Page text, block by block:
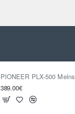
PIONEER PLX-500 Melns
389.00€